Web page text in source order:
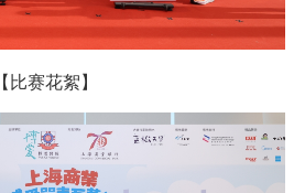
【比赛花絮】